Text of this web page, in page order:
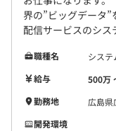
界の”ビッグデータ
配信サービスのシス
職種名
システ
給与
500万
勤務地
広島県
開発環境